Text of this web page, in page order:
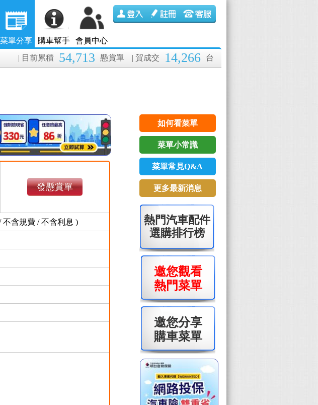
菜單分享 購車幫手 會員中心
| 賀成交 14,266 台
| 目前累積 54,713 懸賞單
發懸賞單
不含規費 /不含利息 )
如何看菜單
菜單小常識
菜單常見Q&A
更多最新消息
熱門汽車配件
選購排行榜
邀您觀看
熱門菜單
邀您分享
購車菜單